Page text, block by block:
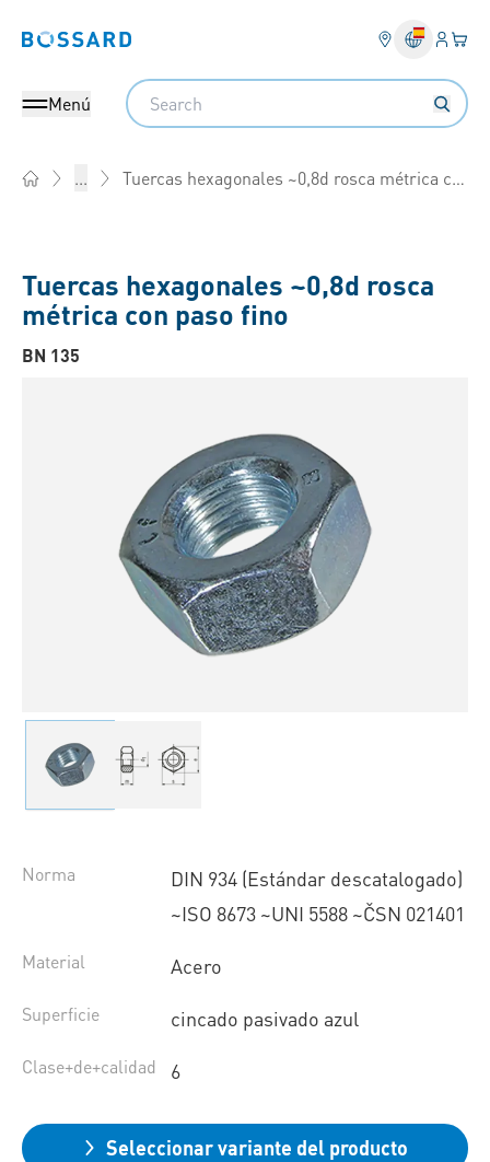
Bossard homepage
Menú
Search
... Tuercas hexagonales ~0,8d rosca métrica con paso fino
Tuercas hexagonales ~0,8d rosca
métrica con paso fino
BN 135
Norma
DIN 934 (Estándar descatalogado)
~ISO 8673 ~UNI 5588 ~ČSN 021401
Material Acero
Superficie cincado pasivado azul
Clase+de+calidad 6
Seleccionar variante del producto